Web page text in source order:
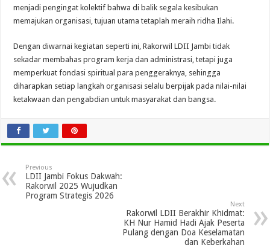
menjadi pengingat kolektif bahwa di balik segala kesibukan
memajukan organisasi, tujuan utama tetaplah meraih ridha Ilahi.
Dengan diwarnai kegiatan seperti ini, Rakorwil LDII Jambi tidak
sekadar membahas program kerja dan administrasi, tetapi juga
memperkuat fondasi spiritual para penggeraknya, sehingga
diharapkan setiap langkah organisasi selalu berpijak pada nilai-nilai
ketakwaan dan pengabdian untuk masyarakat dan bangsa.
Previous
LDII Jambi Fokus Dakwah:
Rakorwil 2025 Wujudkan
Program Strategis 2026
Next
Rakorwil LDII Berakhir Khidmat:
KH Nur Hamid Hadi Ajak Peserta
Pulang dengan Doa Keselamatan
dan Keberkahan